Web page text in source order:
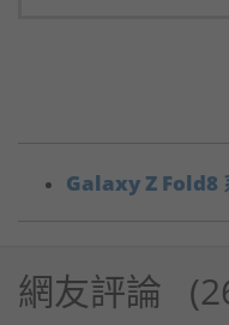
Galaxy Z Fold8
網友評論